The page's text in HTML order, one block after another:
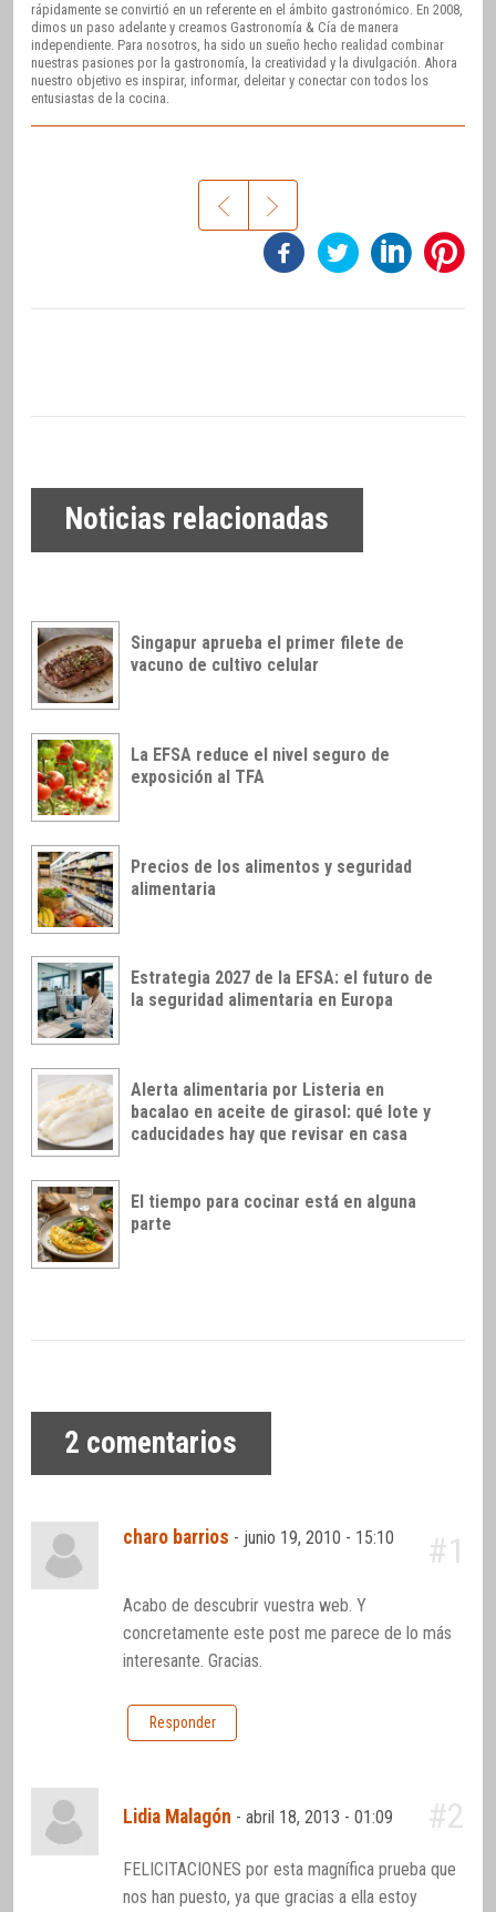
rápidamente se convirtió en un referente en el ámbito gastronómico. En 2008,
dimos un paso adelante y creamos Gastronomía & Cía de manera
independiente. Para nosotros, ha sido un sueño hecho realidad combinar
nuestras pasiones por la gastronomía, la creatividad y la divulgación. Ahora
nuestro objetivo es inspirar, informar, deleitar y conectar con todos los
entusiastas de la cocina.
Noticias relacionadas
Singapur aprueba el primer filete de
vacuno de cultivo celular
La EFSA reduce el nivel seguro de
exposición al TFA
Precios de los alimentos y seguridad
alimentaria
Estrategia 2027 de la EFSA: el futuro de
la seguridad alimentaria en Europa
Alerta alimentaria por Listeria en
bacalao en aceite de girasol: qué lote y
caducidades hay que revisar en casa
El tiempo para cocinar está en alguna
parte
2 comentarios
charo barrios - junio 19, 2010 - 15:10 #1
Acabo de descubrir vuestra web. Y
concretamente este post me parece de lo más
interesante. Gracias.
Responder
Lidia Malagón -abril 18, 2013 - 01:09 #2
FELICITACIONES por esta magnífica prueba que
nos han puesto, ya que gracias a ella estoy